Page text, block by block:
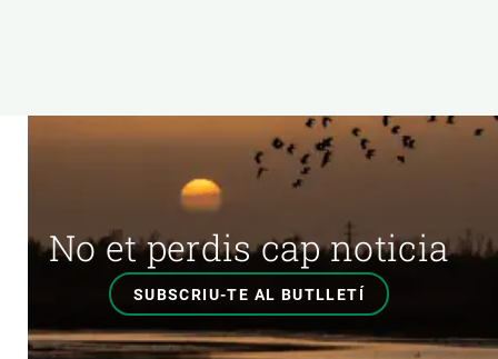
No et perdis cap noticia
SUBSCRIU-TE AL BUTLLETÍ